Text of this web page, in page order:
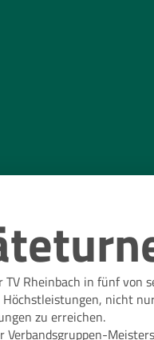
Rheinbach in fünf von
nicht
zu erreichen.